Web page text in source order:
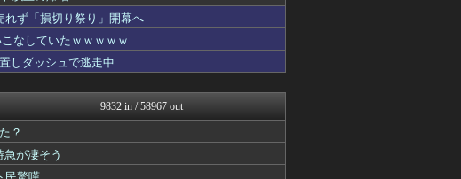
ず「損切り祭り」開幕へ
なしていたｗｗｗｗｗ
しダッシュで逃走中
9832 in / 58967 out
？
が凄そう